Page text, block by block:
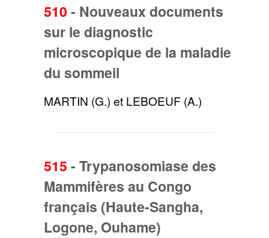
510 - Nouveaux documents
sur le diagnostic
microscopique de la maladie
du sommeil
MARTIN (G.) et LEBOEUF (A.)
515 -Trypanosomiase des
Mammifères au Congo
français (Haute-Sangha,
Logone, Ouhame)